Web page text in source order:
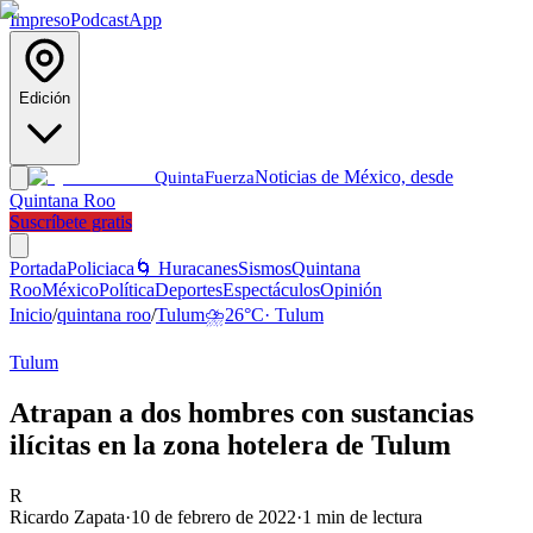
ImpresoPodcastApp
Edición
QuintaFuerzaNoticias de México, desde
Quintana Roo
Suscríbete gratis
PortadaPoliciaca 🌀 HuracanesSismosQuintana
RooMéxicoPolíticaDeportesEspectáculosOpinión
Inicio/quintana roo/Tulum⛈️26°C· Tulum
Tulum
Atrapan a dos hombres con sustancias
ilícitas en la zona hotelera de Tulum
R
Ricardo Zapata·10 de febrero de 2022·1 min de lectura